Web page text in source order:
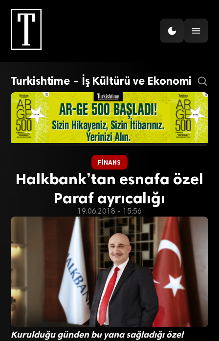
Turkishtime – İş Kültürü ve Ekonomi
FINANS
Halkbank’tan esnafa özel
Paraf ayrıcalığı
19.06.2018 - 15:56
Kurulduğu günden bu yana sağladığı özel